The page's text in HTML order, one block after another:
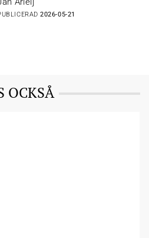
2026-05-21
OCKSÅ